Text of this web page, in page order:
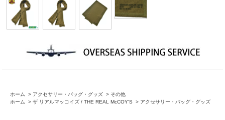
ホーム > アクセサリー・バッグ・グッズ > その他
ホーム
> ザ リアルマッコイズ / THE REAL McCOY'S > アクセサリー・バッグ・グッズ